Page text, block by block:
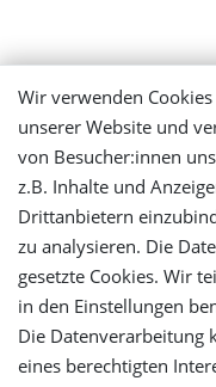
Wir verwenden
unserer Website und
von Besucher:innen
z.B. Inhalte und
Drittanbietern
zu analysieren. Die
gesetzte Cookies. Wir
in den Einstellungen
Die Datenverarbeitung
eines berechtigten